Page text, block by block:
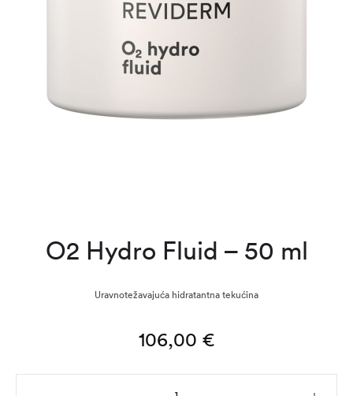
O2 Hydro Fluid – 50 ml
Uravnotežavajuća hidratantna tekućina
106,00 €